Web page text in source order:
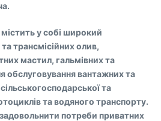
містить у собі широкий
трансмісійних олив,
мастил, гальмівних та
обслуговування вантажних та
та
та водяного транспорту.
потреби приватних